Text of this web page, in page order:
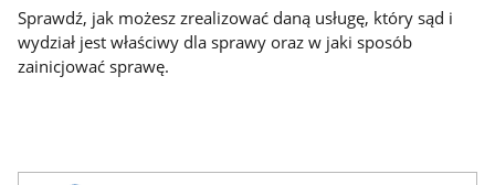
Sprawdź, jak możesz zrealizować daną usługę, który sąd i
wydział jest właściwy dla sprawy oraz w jaki sposób
zainicjować sprawę.